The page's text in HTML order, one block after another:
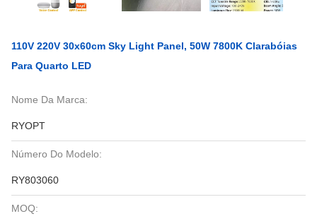
110V 220V 30x60cm Sky Light Panel, 50W 7800K Clarabóias
Para Quarto LED
Nome Da Marca:
RYOPT
Número Do Modelo:
RY803060
MOQ: